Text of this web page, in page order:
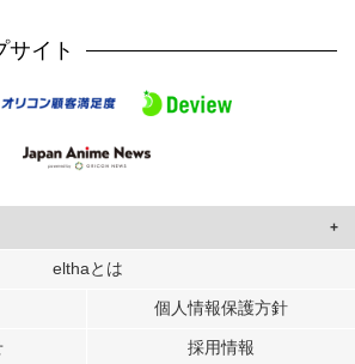
サイト
用して、ユーザーに合わせたコンテンツや広告の
タ解析の各パートナーに提供しています。
elthaとは
個人情報保護方針
採用情報